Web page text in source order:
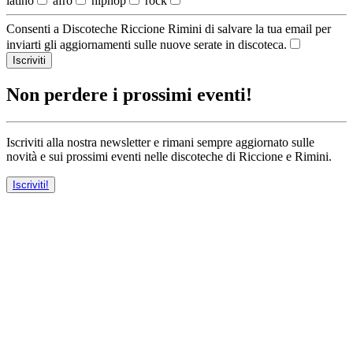
Consenti a Discoteche Riccione Rimini di salvare la tua email per
inviarti gli aggiornamenti sulle nuove serate in discoteca.
Iscriviti
Non perdere i prossimi eventi!
Iscriviti alla nostra newsletter e rimani sempre aggiornato sulle
novità e sui prossimi eventi nelle discoteche di Riccione e Rimini.
Iscriviti!